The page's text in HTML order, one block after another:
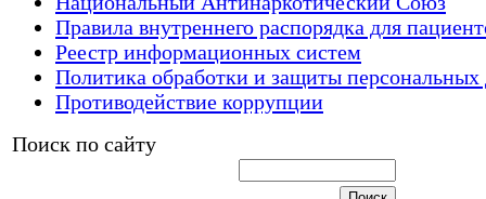
Правила внутреннего распорядка для
Реестр информационных систем
Политика обработки и защиты
Противодействие коррупции
Поиск по сайту